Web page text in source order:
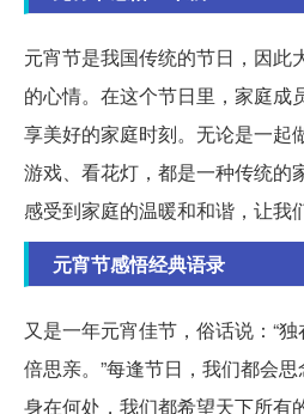
元宵节是我国传统的节日，因此
的心情。在这个节日里，家庭成
享美好的家庭时刻。无论是一起
游戏、看花灯，都是一种传统的
感受到家庭的温暖和和谐，让我
元宵节感悟经典语录
又是一年元宵佳节，俗话说：“
倍思亲。”每逢节日，我们都会
身在何处，我们都希望天下所有